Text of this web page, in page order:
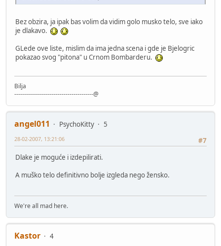
Bez obzira, ja ipak bas volim da vidim golo musko telo, sve iako
je dlakavo.
GLede ove liste, mislim da ima jedna scena i gde je Bjelogric
pokazao svog "pitona" u Crnom Bombarderu.
Bilja
----------------------------------------@
angel011 PsychoKitty
5
#7
28-02-2007, 13:21:06
Dlake je moguće i izdepilirati.
A muško telo definitivno bolje izgleda nego žensko.
We're all mad here.
Kastor
4